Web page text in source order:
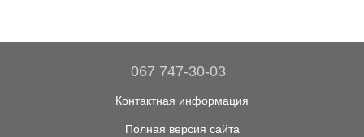
067 747-30-03
Контактная информация
Полная версия сайта